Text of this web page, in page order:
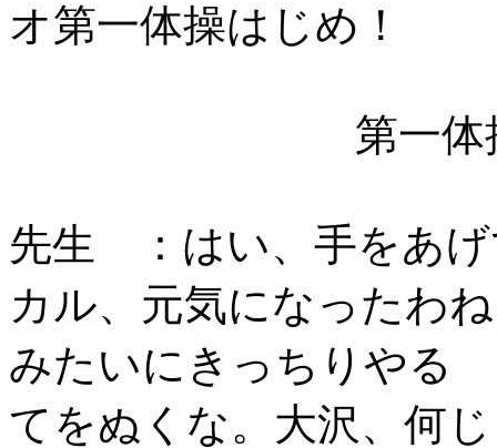
オ第一体操はじめ！
第一
先生 ：はい、手をあげ
カル、元気になったわ
みたいにきっちりやる
てをぬくな。大沢、何